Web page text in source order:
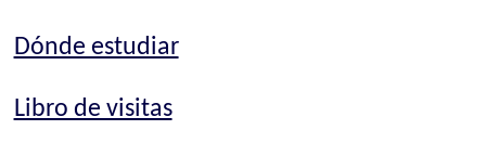
Dónde estudiar
Libro de visitas